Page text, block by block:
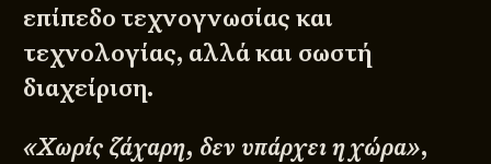
επίπεδο τεχνογνωσίας και
τεχνολογίας, αλλά και σωστή
διαχείριση.
«Χωρίς ζάχαρη, δεν υπάρχει η χώρα»,